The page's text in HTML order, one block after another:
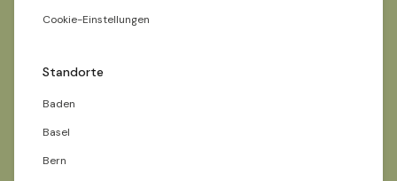
Cookie-Einstellungen
Standorte
Baden
Basel
Bern